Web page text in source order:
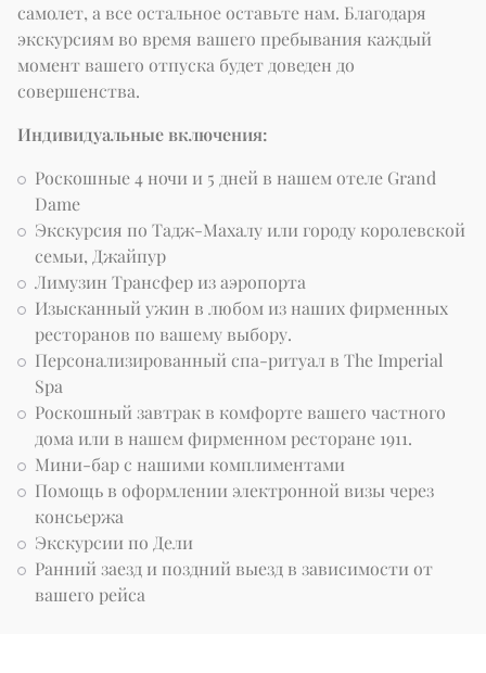
самолет, а все остальное оставьте нам. Благодаря
экскурсиям во время вашего пребывания каждый
момент вашего отпуска будет доведен до
совершенства.
Индивидуальные включения:
Роскошные 4 ночи и 5 дней в нашем отеле Grand
Dame
Экскурсия по Тадж-Махалу или городу королевской
семьи, Джайпур
Лимузин Трансфер из аэропорта
Изысканный ужин в любом из наших фирменных
ресторанов по вашему выбору.
Персонализированный спа-ритуал в The Imperial
Spa
Роскошный завтрак в комфорте вашего частного
дома или в нашем фирменном ресторане 1911.
Мини-бар с нашими комплиментами
Помощь в оформлении электронной визы через
консьержа
Экскурсии по Дели
Ранний заезд и поздний выезд в зависимости от
вашего рейса